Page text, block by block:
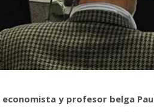
economista y profesor belga